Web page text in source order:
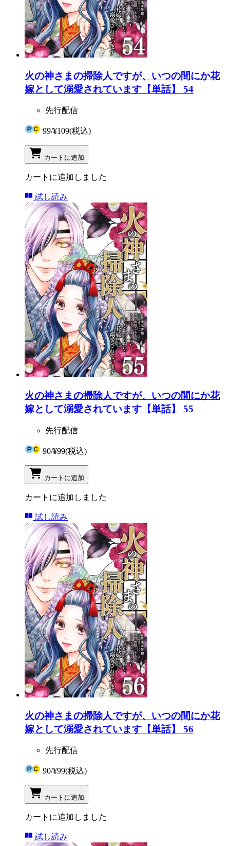
火の神さまの掃除人ですが、いつの間にか花
嫁として溺愛されています【単話】 54
先行配信
99/¥109(税込)
カートに追加
カートに追加しました
試し読み
火の神さまの掃除人ですが、いつの間にか花
嫁として溺愛されています【単話】 55
先行配信
90/¥99(税込)
カートに追加
カートに追加しました
試し読み
火の神さまの掃除人ですが、いつの間にか花
嫁として溺愛されています【単話】 56
先行配信
90/¥99(税込)
カートに追加
カートに追加しました
試し読み